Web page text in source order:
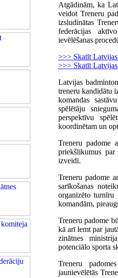
Atgādinām, ka
veidot Treneru
izsludinātas
federācijas
ievēlēšanas
>>> Skatīt
>>> Skatīt
Latvijas
treneru kandidātu
komandas
spēlētāju
perspektīvu
koordinētam un
Treneru padome
priekšlikumus
izveidi.
Treneru padome
sarīkošanas
organizēto turnīru
komandām,
Treneru padome
kā arī lemt par
zinātnes
potenciālo sporta
Treneru
jaunievēlētās